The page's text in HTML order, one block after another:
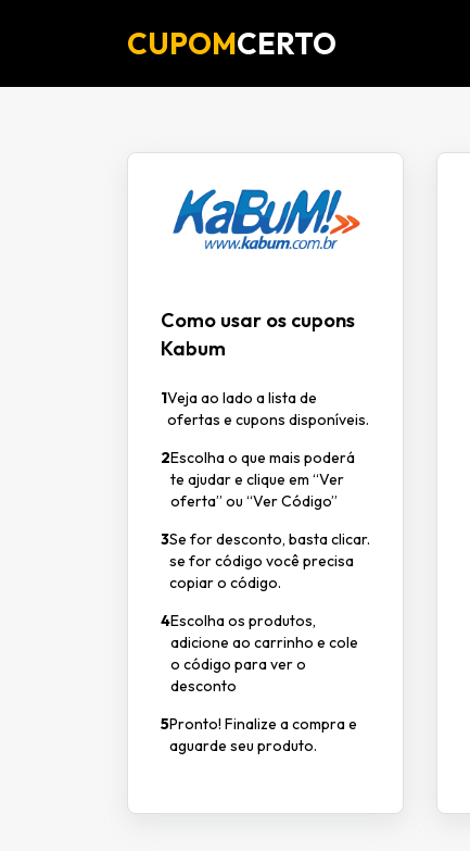
CUPOMCERTO
Como usar os cupons
Kabum
1Veja ao lado a lista de
ofertas e cupons disponíveis.
2Escolha o que mais poderá
te ajudar e clique em “Ver
oferta” ou “Ver Código”
3Se for desconto, basta clicar.
se for código você precisa
copiar o código.
4Escolha os produtos,
adicione ao carrinho e cole
o código para ver o
desconto
5Pronto! Finalize a compra e
aguarde seu produto.